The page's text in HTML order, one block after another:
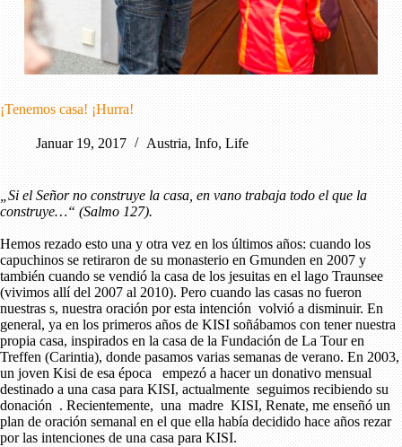
¡Tenemos casa! ¡Hurra!
Januar 19, 2017 Austria,Info,Life
„Si el Señor no construye la casa, en vano trabaja todo el que la
construye…“ (Salmo 127).
Hemos rezado esto una y otra vez en los últimos años: cuando los
capuchinos se retiraron de su monasterio en Gmunden en 2007 y
también cuando se vendió la casa de los jesuitas en el lago Traunsee
(vivimos allí del 2007 al 2010). Pero cuando las casas no fueron
nuestras s, nuestra oración por esta intención volvió a disminuir. En
general, ya en los primeros años de KISI soñábamos con tener nuestra
propia casa, inspirados en la casa de la Fundación de La Tour en
Treffen (Carintia), donde pasamos varias semanas de verano. En 2003,
un joven Kisi de esa época empezó a hacer un donativo mensual
destinado a una casa para KISI, actualmente seguimos recibiendo su
donación . Recientemente, una madre KISI, Renate, me enseñó un
plan de oración semanal en el que ella había decidido hace años rezar
por las intenciones de una casa para KISI.